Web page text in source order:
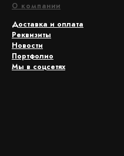
О компании
Доставка и оплата
Реквизиты
Новости
Портфолио
Мы в соцсетях